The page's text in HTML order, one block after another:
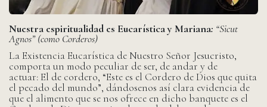
Nuestra espiritualidad es Eucarística y Mariana: “Sicut
Agnos” (como Corderos)
La Existencia Eucarística de Nuestro Señor Jesucristo,
comporta un modo peculiar de ser, de andar y de
actuar: El de cordero, “Este es el Cordero de Dios que quita
el pecado del mundo”, dándosenos así clara evidencia de
que el alimento que se nos ofrece en dicho banquete es el